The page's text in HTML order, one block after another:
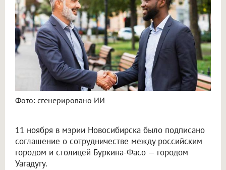
Фото: сгенерировано ИИ
11 ноября в мэрии Новосибирска было подписано
соглашение о сотрудничестве между российским
городом и столицей Буркина-Фасо — городом
Уагадугу.